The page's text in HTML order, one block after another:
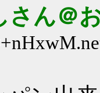
さん＠